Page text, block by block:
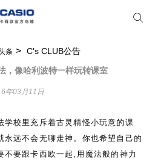
条 C's CLUB公告
，像哈利波特一样玩转课室
年03月11日
学校里充斥着古灵精怪小玩意的课
远不会无聊走神。你也希望自己的
要跟卡西欧一起,用魔法般的神力